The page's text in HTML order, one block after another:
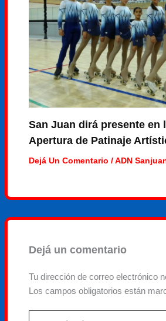
San Juan dirá presente en
Apertura de Patinaje
Dejá Un Comentario /ADN
Dejá un comentario
Tu dirección de correo electrónico
Los campos obligatorios están